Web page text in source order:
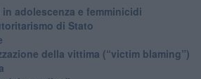
adolescenza e femminicidi
di Stato
della vittima (“victim blaming”)